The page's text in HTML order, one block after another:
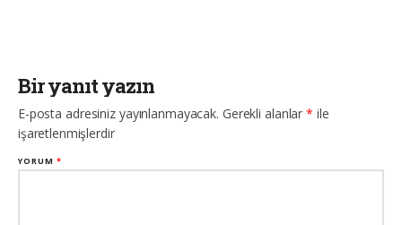
Bir yanıt yazın
E-posta adresiniz yayınlanmayacak. Gerekli alanlar* ile
işaretlenmişlerdir
YORUM*